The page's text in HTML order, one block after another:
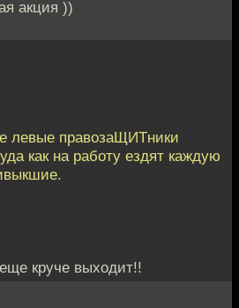
акция ))
левые правозаЩИТники
как на работу ездят каждую
круче выходит!!